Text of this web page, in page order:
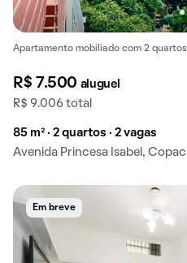
Apartamento mobiliado com 2
R$ 7.500 aluguel
R$ 9.006 total
85 m² · 2 quartos · 2 vagas
Avenida Princesa Isabel,
Em breve